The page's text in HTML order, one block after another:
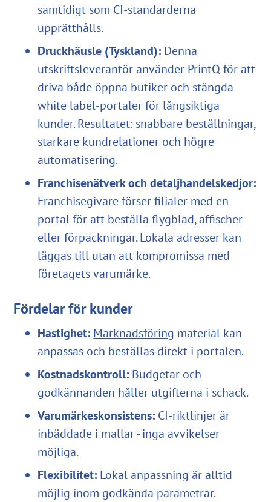
samtidigt som CI-standarderna
upprätthålls.
Druckhäusle (Tyskland): Denna
utskriftsleverantör använder PrintQ för att
driva både öppna butiker och stängda
white label-portaler för långsiktiga
kunder. Resultatet: snabbare beställningar,
starkare kundrelationer och högre
automatisering.
Franchisenätverk och detaljhandelskedjor:
Franchisegivare förser filialer med en
portal för att beställa flygblad, affischer
eller förpackningar. Lokala adresser kan
läggas till utan att kompromissa med
företagets varumärke.
Fördelar för kunder
Hastighet: Marknadsföring material kan
anpassas och beställas direkt i portalen.
Kostnadskontroll: Budgetar och
godkännanden håller utgifterna i schack.
Varumärkeskonsistens: CI-riktlinjer är
inbäddade i mallar - inga avvikelser
möjliga.
Flexibilitet: Lokal anpassning är alltid
möjlig inom godkända parametrar.